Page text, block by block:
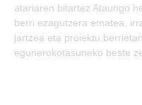
atariaren bitartez Ataungo
berri ezagutzera ematea,
jartzea eta proiektu
egunerokotasuneko beste